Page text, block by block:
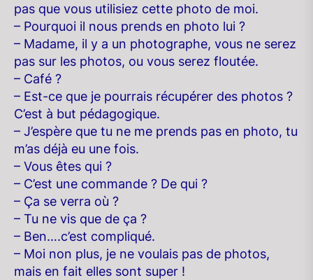
pas que vous utilisiez cette photo de moi.
– Pourquoi il nous prends en photo lui ?
– Madame, il y a un photographe, vous ne serez
pas sur les photos, ou vous serez floutée.
– Café ?
– Est-ce que je pourrais récupérer des photos ?
C’est à but pédagogique.
– J’espère que tu ne me prends pas en photo, tu
m’as déjà eu une fois.
– Vous êtes qui ?
– C’est une commande ? De qui ?
– Ça se verra où ?
– Tu ne vis que de ça ?
– Ben….c’est compliqué.
– Moi non plus, je ne voulais pas de photos,
mais en fait elles sont super !